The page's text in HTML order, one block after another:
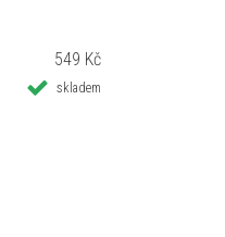
549 Kč
skladem